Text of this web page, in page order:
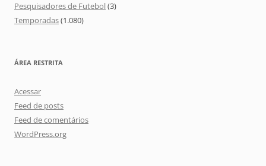
Pesquisadores de Futebol(3)
Temporadas(1.080)
ÁREA RESTRITA
Acessar
Feed de posts
Feed de comentários
WordPress.org